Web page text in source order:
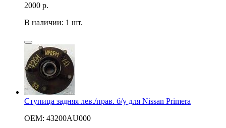
2000 р.
В наличии: 1 шт.
Ступица задняя лев./прав. б/у для Nissan Primera
OEM: 43200AU000